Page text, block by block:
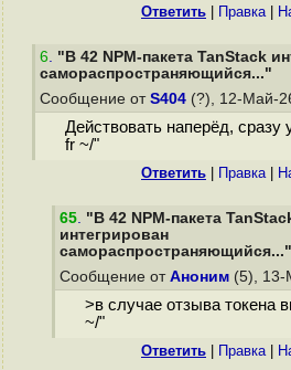
Ответить Правка|
6. "В 42 NPM-пакета TanStack
самораспространяющийся..."
Сообщение от S404 (?), 12-Май-
Действовать наперёд,
fr ~/"
Ответить Правка|
65. "В 42 NPM-пакета
интегрирован
самораспространяющийся..."
Сообщение от Аноним (5), 13-
>в случае отзыва токена
~/"
Ответить Правка|